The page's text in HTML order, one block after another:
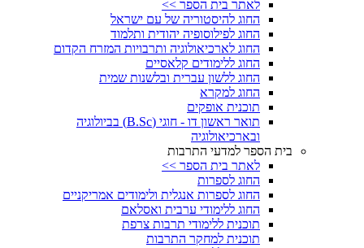
לאתר בית הספר >>
החוג להיסטוריה של עם ישראל
החוג לפילוסופיה יהודית ותלמוד
החוג לארכיאולוגיה ותרבויות המזרח הקדום
החוג ללימודים קלאסיים
החוג ללשון עברית ובלשנות שמית
החוג למקרא
תוכנית אופקים
תואר ראשון דו - חוגי (B.Sc) בביולוגיה
ובארכיאולוגיה
בית הספר למדעי התרבות
לאתר בית הספר >>
החוג לספרות
החוג לספרות אנגלית ולימודים אמריקניים
החוג ללימודי ערבית ואסלאם
תוכנית ללימודי תרבות צרפת
תוכנית למחקר התרבות